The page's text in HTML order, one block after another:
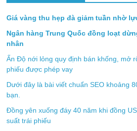
Giá vàng thu hẹp đà giảm tuần nhờ
Ngân hàng Trung Quốc đồng loạt
nhân
Ấn Độ nới lỏng quy định bán khống, mở
phiếu được phép vay
Dưới đây là bài viết chuẩn SEO khoảng
bạn.
Đồng yên xuống đáy 40 năm khi đồng
suất trái phiếu